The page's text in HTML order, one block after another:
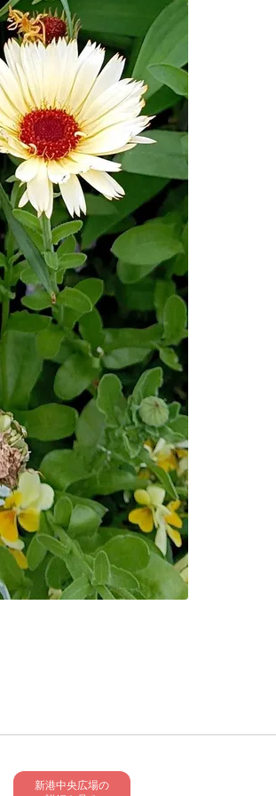
新港中央広場の